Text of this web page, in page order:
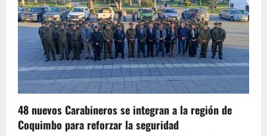
48 nuevos Carabineros se integran a la región de
Coquimbo para reforzar la seguridad